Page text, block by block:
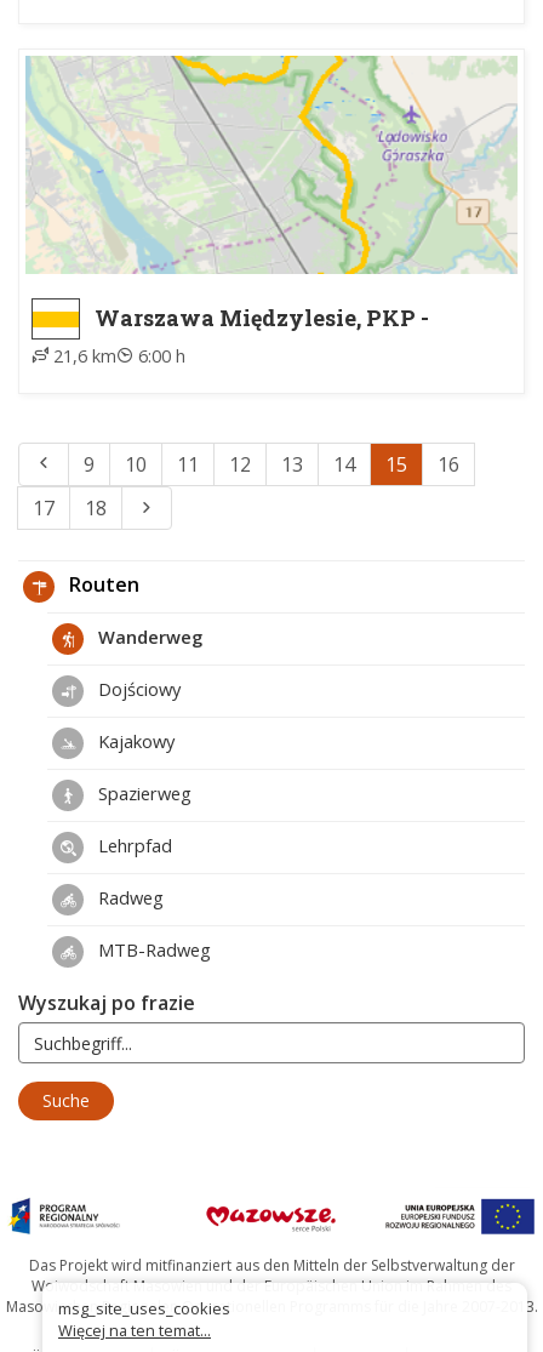
Warszawa Międzylesie, PKP -
Józefów, PKP
21,6 km 6:00 h
9 10 11 12 13 14 15
16
17
18
Routen
Wanderweg
Dojściowy
Kajakowy
Spazierweg
Lehrpfad
Radweg
MTB-Radweg
Wyszukaj po frazie
Das Projekt wird mitfinanziert aus den Mitteln der Selbstverwaltung der
Woiwodschaft Masowien und der Europäischen Union im Rahmen des
Masowischen Regionalen Operationellen Programms für die Jahre 2007-2013.
msg_site_uses_cookies
Więcej na ten temat...